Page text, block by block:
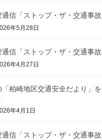
通信「ストップ・ザ・交通事
年5月28日
通信「ストップ・ザ・交通事
年4月27日
「柏崎地区交通安全だより」
年4月1日
通信「ストップ・ザ・交通事